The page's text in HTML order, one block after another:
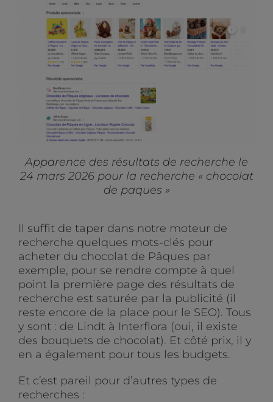
Apparence des résultats de recherche le
24 mars 2026 pour la recherche « chocolat
de paques »
Il suffit de taper dans notre moteur de
recherche quelques mots-clés pour
acheter du chocolat de Pâques par
exemple, pour se rendre compte à quel
point la première page des résultats de
recherche est saturée par la publicité (il
reste encore de la place pour le SEO). Tous
y sont : de Lindt à Interflora (oui, il existe
des bouquets de chocolat). Et côté prix, il y
en a également pour tous les budgets.
Et c’est pareil pour d’autres types de
recherches :